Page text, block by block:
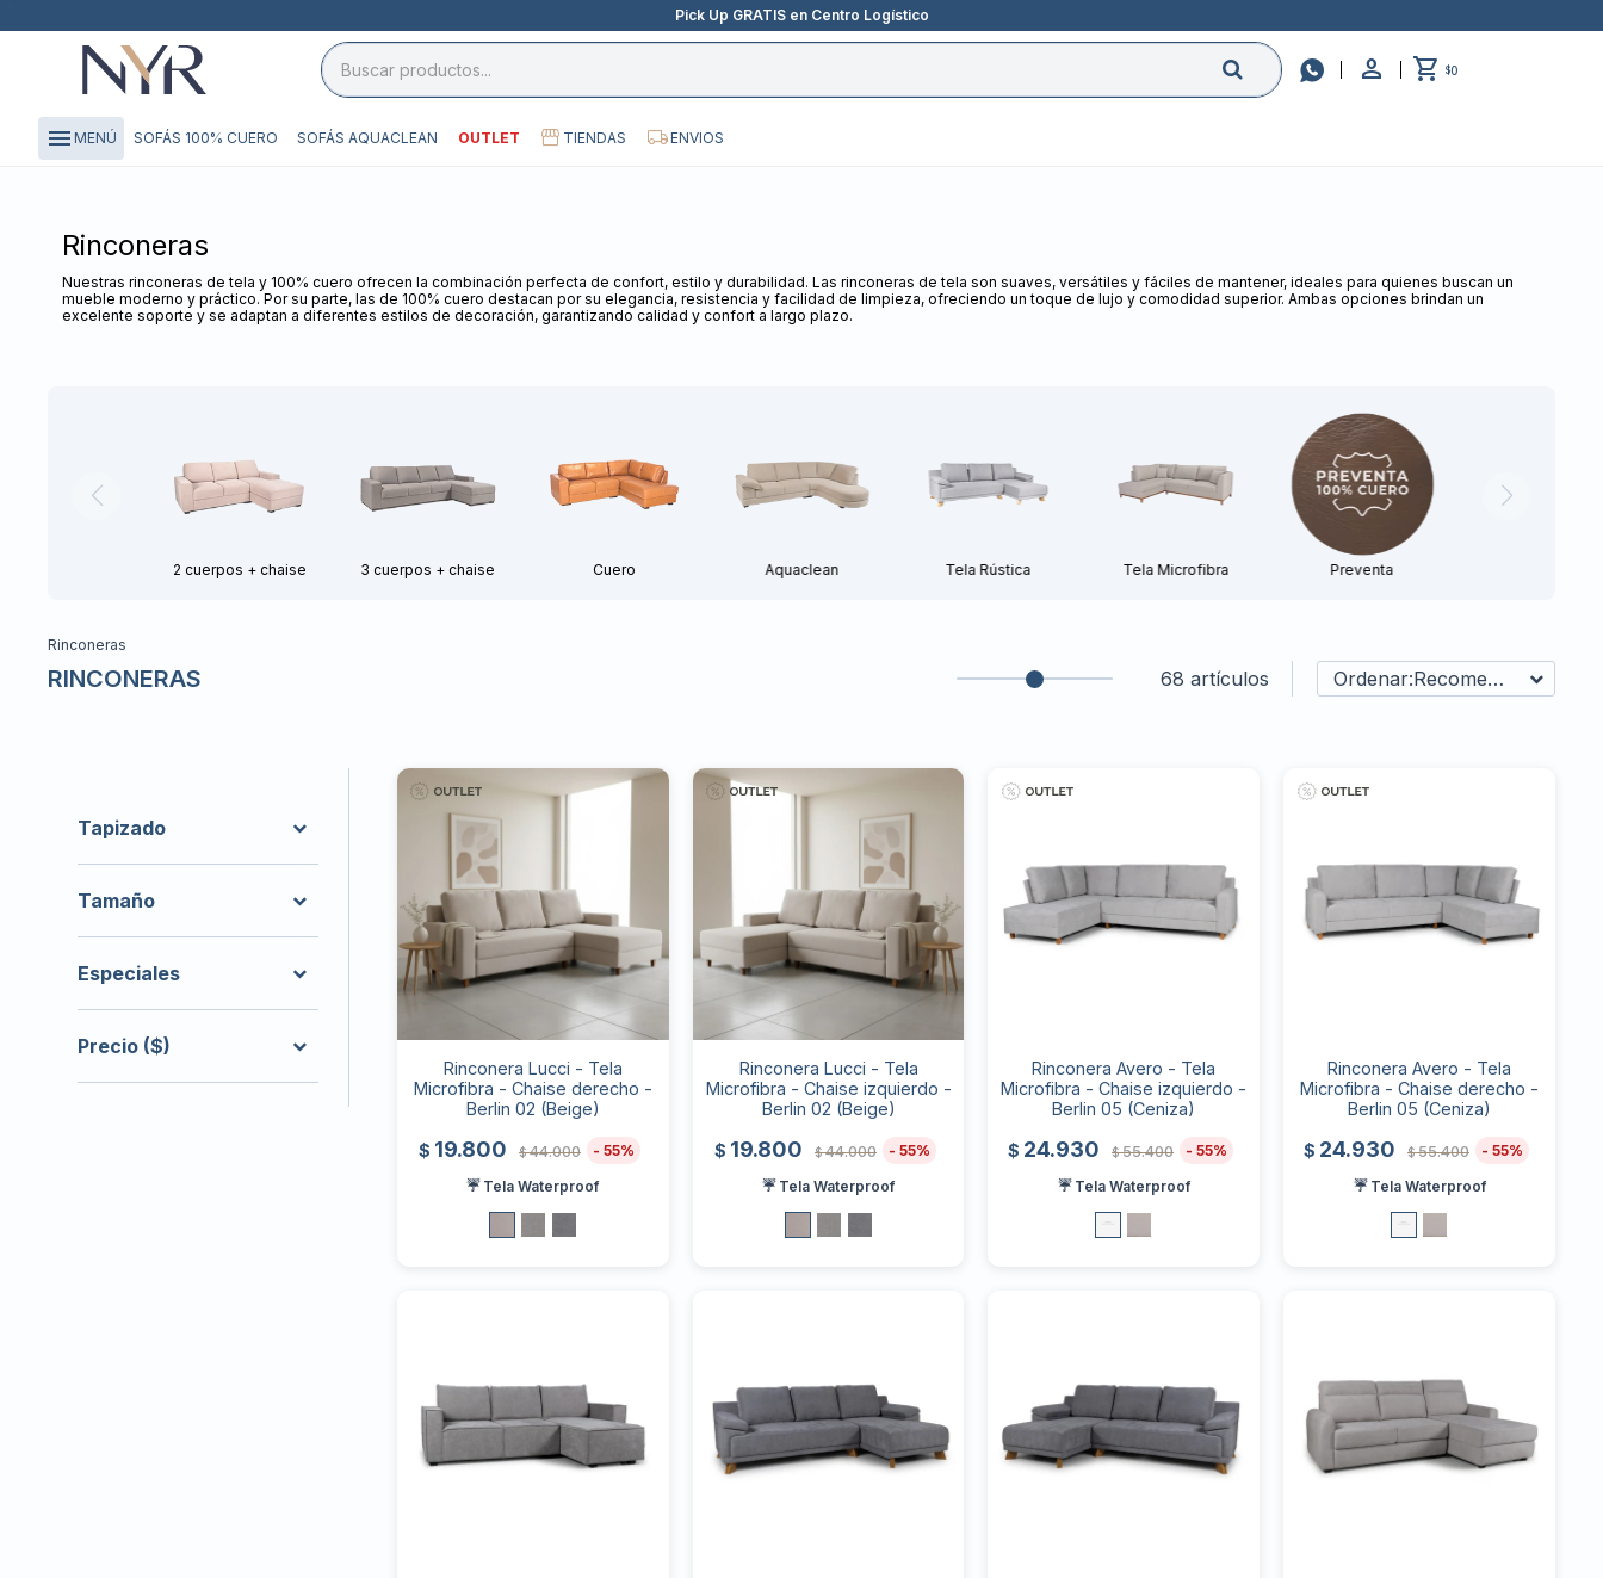
Pick Up GRATIS en Centro Logístico
 $0
menu MENÚ SOFÁS 100% CUERO SOFÁS AQUACLEAN OUTLET TIENDAS ENVIOS
Rinconeras
Nuestras rinconeras de tela y 100% cuero ofrecen la combinación perfecta de confort, estilo y durabilidad. Las rinconeras de tela son suaves, versátiles y fáciles de mantener, ideales para quienes buscan un
mueble moderno y práctico. Por su parte, las de 100% cuero destacan por su elegancia, resistencia y facilidad de limpieza, ofreciendo un toque de lujo y comodidad superior. Ambas opciones brindan un
excelente soporte y se adaptan a diferentes estilos de decoración, garantizando calidad y confort a largo plazo.
2 cuerpos + chaise 3 cuerpos + chaise Cuero Aquaclean Tela Rústica Tela Microfibra Preventa
Rinconeras
RINCONERAS 68 artículos Recomendados
Rinconera Lucci - Tela
Microfibra - Chaise derecho -
Berlin 02 (Beige)
$ 19.800 $ 44.000
55
☔ Tela Waterproof
Rinconera Lucci - Tela
Microfibra - Chaise izquierdo -
Berlin 02 (Beige)
$ 19.800 $ 44.000
55
☔ Tela Waterproof
Rinconera Avero - Tela
Microfibra - Chaise izquierdo -
Berlin 05 (Ceniza)
$ 24.930 $ 55.400
55
☔ Tela Waterproof
Rinconera Avero - Tela
Microfibra - Chaise derecho -
Berlin 05 (Ceniza)
$ 24.930 $ 55.400
55
☔ Tela Waterproof
Precio ($)
Especiales
Tapizado
Tamaño
close